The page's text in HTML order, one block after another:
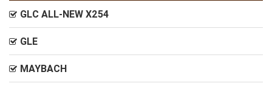
GLC ALL-NEW X254
GLE
MAYBACH